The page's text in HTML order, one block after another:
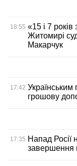
18:55 «15 і 7
Житомирі
Макарчук
17:42 Українським
грошову
17:35 Напад Росії
завершення